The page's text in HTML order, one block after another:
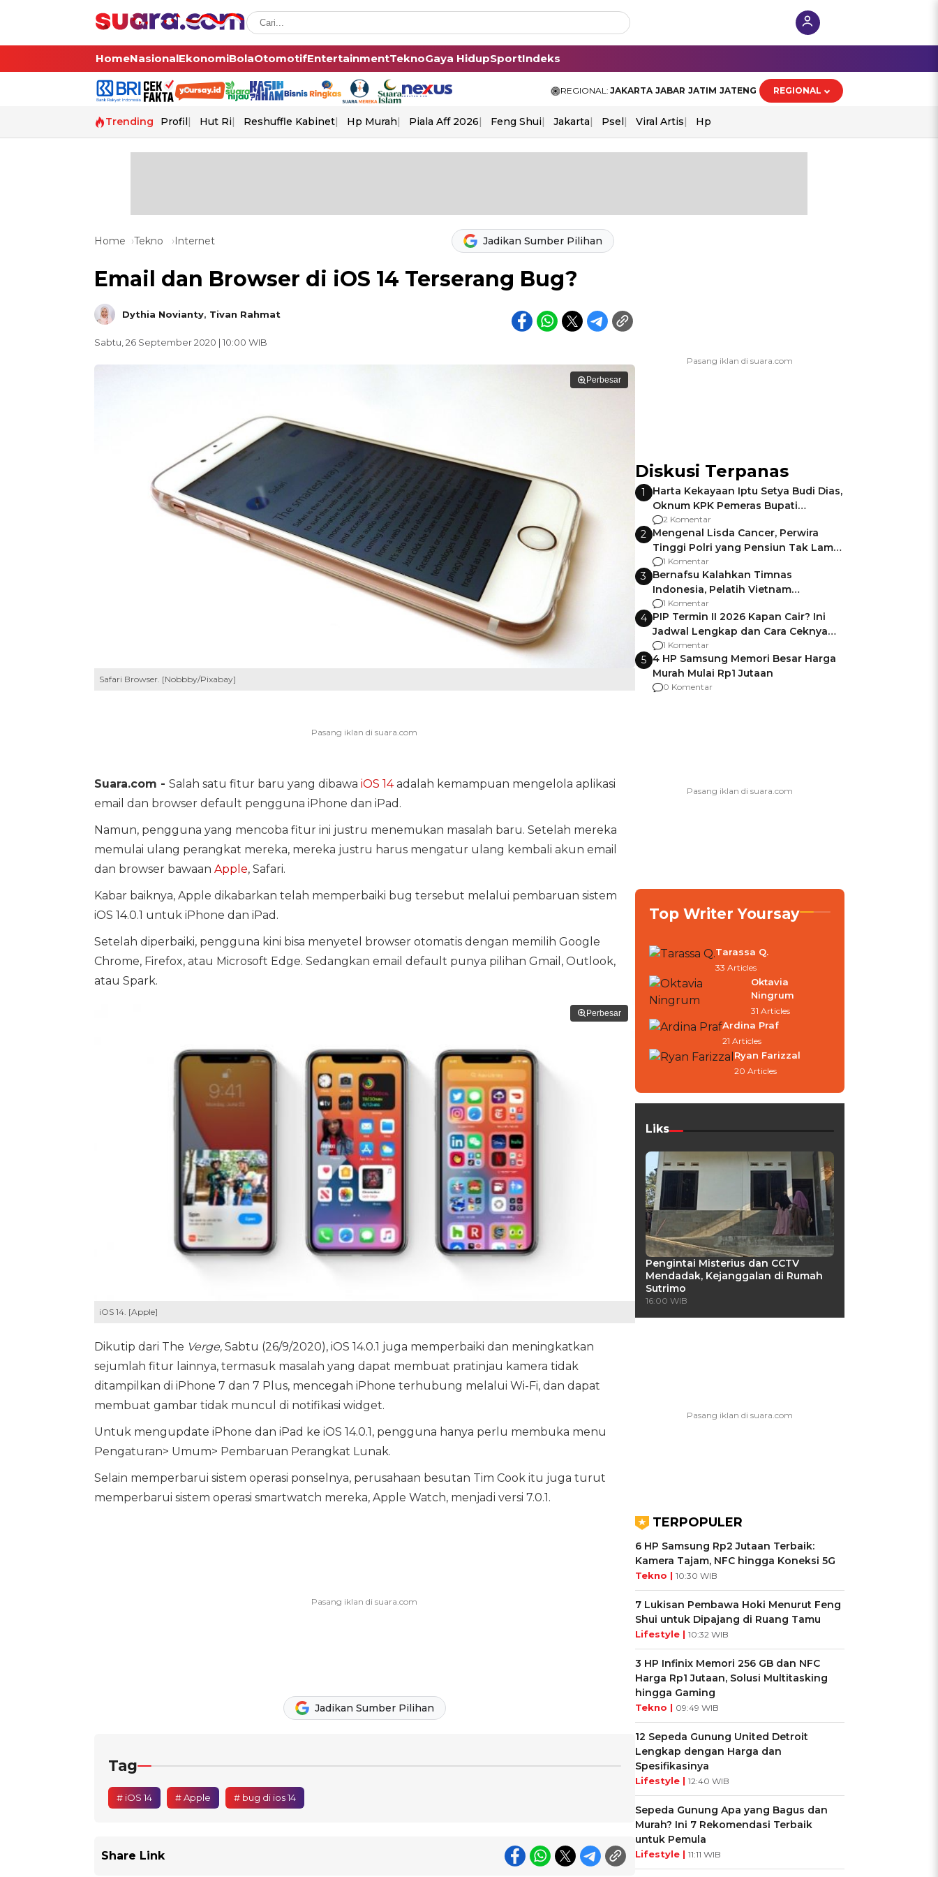
HomeNasionalEkonomiBolaOtomotifEntertainmentTeknoGaya HidupSportIndeks
REGIONAL: JAKARTA JABAR JATIM JATENG REGIONAL
Trending Profil Hut Ri Reshuffle Kabinet Hp Murah Piala Aff 2026 Feng Shui Jakarta Psel Viral Artis Hp
Home Tekno Internet Jadikan Sumber Pilihan
Email dan Browser di iOS 14 Terserang Bug?
Dythia Novianty, Tivan Rahmat
Sabtu, 26 September 2020 | 10:00 WIB
Perbesar
Safari Browser. [Nobbby/Pixabay]
Suara.com - Salah satu fitur baru yang dibawa iOS 14adalah kemampuan mengelola aplikasi
email dan browser default pengguna iPhone dan iPad.
Namun, pengguna yang mencoba fitur ini justru menemukan masalah baru. Setelah mereka
memulai ulang perangkat mereka, mereka justru harus mengatur ulang kembali akun email
dan browser bawaan Apple, Safari.
Kabar baiknya, Apple dikabarkan telah memperbaiki bug tersebut melalui pembaruan sistem
iOS 14.0.1 untuk iPhone dan iPad.
Setelah diperbaiki, pengguna kini bisa menyetel browser otomatis dengan memilih Google
Chrome, Firefox, atau Microsoft Edge. Sedangkan email default punya pilihan Gmail, Outlook,
atau Spark.
Perbesar
iOS 14. [Apple]
Dikutip dari The Verge,Sabtu (26/9/2020), iOS 14.0.1 juga memperbaiki dan meningkatkan
sejumlah fitur lainnya, termasuk masalah yang dapat membuat pratinjau kamera tidak
ditampilkan di iPhone 7 dan 7 Plus, mencegah iPhone terhubung melalui Wi-Fi, dan dapat
membuat gambar tidak muncul di notifikasi widget.
Untuk mengupdate iPhone dan iPad ke iOS 14.0.1, pengguna hanya perlu membuka menu
Pengaturan> Umum> Pembaruan Perangkat Lunak.
Selain memperbarui sistem operasi ponselnya, perusahaan besutan Tim Cook itu juga turut
memperbarui sistem operasi smartwatch mereka, Apple Watch, menjadi versi 7.0.1.
Jadikan Sumber Pilihan
Tag
# iOS 14 # Apple # bug di ios 14
Share Link
Diskusi Terpanas
1
Harta Kekayaan Iptu Setya Budi Dias,
Oknum KPK Pemeras Bupati
Pemalang
2 Komentar
2 Mengenal Lisda Cancer, Perwira
Tinggi Polri yang Pensiun Tak Lama
Usai Jadi Brigjen
1 Komentar
3 Bernafsu Kalahkan Timnas
Indonesia, Pelatih Vietnam
Berencana Pakai Jimat di Pakansari
1 Komentar
4 PIP Termin II 2026 Kapan Cair? Ini
Jadwal Lengkap dan Cara Ceknya
agar Dana Tidak Hangus!
1 Komentar
5 4 HP Samsung Memori Besar Harga
Murah Mulai Rp1 Jutaan
0 Komentar
Top Writer Yoursay
Tarassa Q.
33 Articles
Oktavia
Ningrum
31 Articles
Ardina Praf
21 Articles
Ryan Farizzal
20 Articles
Liks
Pengintai Misterius dan CCTV
Mendadak, Kejanggalan di Rumah
Sutrimo
16:00 WIB
TERPOPULER
6 HP Samsung Rp2 Jutaan Terbaik:
Kamera Tajam, NFC hingga Koneksi 5G
Tekno | 10:30 WIB
7 Lukisan Pembawa Hoki Menurut Feng
Shui untuk Dipajang di Ruang Tamu
Lifestyle | 10:32 WIB
3 HP Infinix Memori 256 GB dan NFC
Harga Rp1 Jutaan, Solusi Multitasking
hingga Gaming
Tekno | 09:49 WIB
12 Sepeda Gunung United Detroit
Lengkap dengan Harga dan
Spesifikasinya
Lifestyle | 12:40 WIB
Sepeda Gunung Apa yang Bagus dan
Murah? Ini 7 Rekomendasi Terbaik
untuk Pemula
Lifestyle | 11:11 WIB